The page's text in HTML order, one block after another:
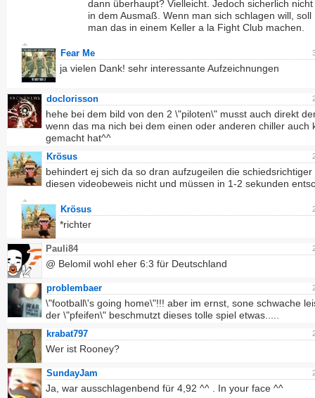
dann überhaupt? Vielleicht. Jedoch sicherlich nicht
in dem Ausmaß. Wenn man sich schlagen will, soll
man das in einem Keller a la Fight Club machen.
Fear Me
ja vielen Dank! sehr interessante Aufzeichnungen
doclorisson
hehe bei dem bild von den 2 \"piloten\" musst auch direkt
wenn das ma nich bei dem einen oder anderen chiller auch
gemacht hat^^
Krösus
behindert ej sich da so dran aufzugeilen die schiedsrichtiger
diesen videobeweis nicht und müssen in 1-2 sekunden
Krösus
*richter
Pauli84
@ Belomil wohl eher 6:3 für Deutschland
problembaer
\"football\'s going home\"!!! aber im ernst, sone schwache
der \"pfeifen\" beschmutzt dieses tolle spiel etwas.....
krabat797
Wer ist Rooney?
SundayJam
Ja, war ausschlagenbend für 4,92 ^^ . In your face ^^